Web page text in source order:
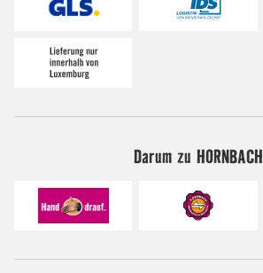
Darum zu HORNBACH